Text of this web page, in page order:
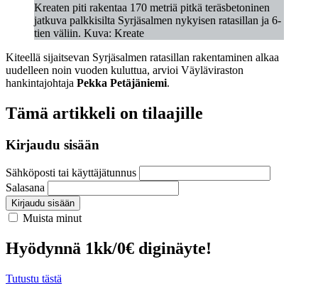
Kreaten piti rakentaa 170 metriä pitkä teräsbetoninen
jatkuva palkkisilta Syrjäsalmen nykyisen ratasillan ja 6-
tien väliin. Kuva: Kreate
Kiteellä sijaitsevan Syrjäsalmen ratasillan rakentaminen alkaa
uudelleen noin vuoden kuluttua, arvioi Väyläviraston
hankintajohtaja Pekka Petäjäniemi.
Tämä artikkeli on tilaajille
Kirjaudu sisään
Sähköposti tai käyttäjätunnus
Salasana
Kirjaudu sisään
Muista minut
Hyödynnä 1kk/0€ diginäyte!
Tutustu tästä